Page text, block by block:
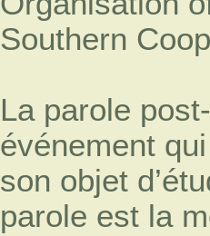
Southern
La parole
événement
son objet
parole est la